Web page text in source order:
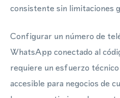
consistente sin limitaciones
Configurar un número de
WhatsApp conectado al
requiere un esfuerzo
accesible para negocios de